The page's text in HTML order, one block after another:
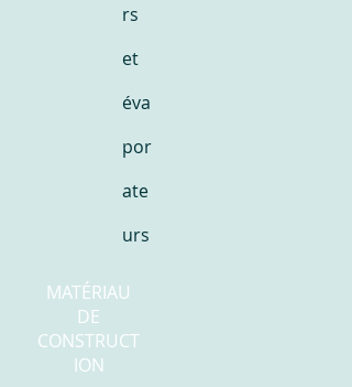
rs
et
éva
por
ate
urs
MATÉRIAU
DE
CONSTRUCT
ION